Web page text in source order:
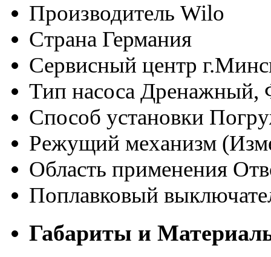
Производитель Wilo
Страна Германия
Сервисный центр
Тип насоса Дренажный,
Способ установки
Режущий механизм
Область применения
Поплавковый
Габариты и